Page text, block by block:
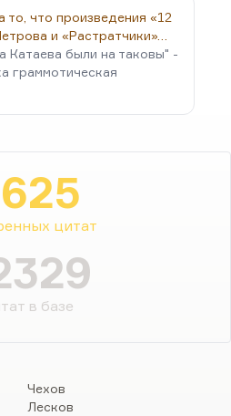
то, что произведения «12
и «Растратчики»…
Катаева были на таковы" -
граммотическая
цитат
в базе
Чехов
Лесков